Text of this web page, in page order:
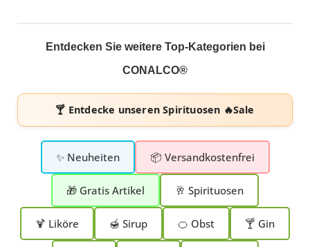
Entdecken Sie weitere Top-Kategorien bei
CONALCO®
🍸 Entdecke unserenSpirituosen 🔥Sale
✨ Neuheiten 📦 Versandkostenfrei
🎁 Gratis Artikel 🥂 Spirituosen
🍹 Liköre 🍯 Sirup 🍊 Obst 🍸 Gin